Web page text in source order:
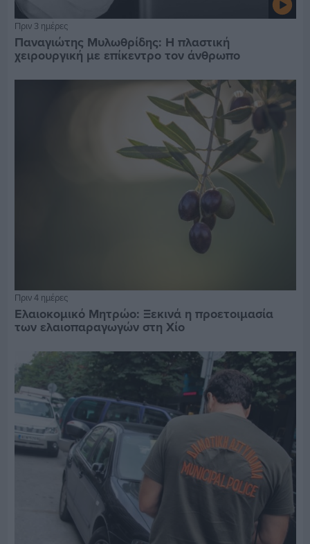
Πριν 3 ημέρες
Παναγιώτης Μυλωθρίδης: Η πλαστική
χειρουργική με επίκεντρο τον άνθρωπο
Πριν 4 ημέρες
Ελαιοκομικό Μητρώο: Ξεκινά η προετοιμασία
των ελαιοπαραγωγών στη Χίο